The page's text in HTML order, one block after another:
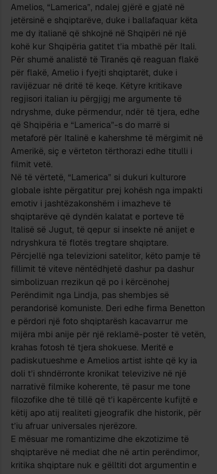
Amelios, “Lamerica”, ndalej gjërë e gjatë në
jetërsinë e shqiptarëve, duke i ballafaquar këta
me dy italianë që shkojnë në Shqipëri në një
kohë kur Shqipëria gatitet t’ia mbathë për Itali.
Për shumë analistë të Tiranës që reaguan flakë
për flakë, Amelio i fyejti shqiptarët, duke i
ravijëzuar në dritë të keqe. Këtyre kritikave
regjisori italian iu përgjigj me argumente të
ndryshme, duke përmendur, ndër të tjera, edhe
që Shqipëria e “Lamerica”-s do marrë si
metaforë për Italinë e kahershme të mërgimit në
Amerikë, siç e vërteton tërthorazi edhe titulli i
filmit vetë.
Në të vërtetë, “Lamerica” si dukuri kulturore
globale ishte përgatitur prej kohësh nga impakti
emotiv i jashtëzakonshëm i imazheve të
shqiptarëve që dyndën kalatat e porteve të
Italisë së Jugut, të qepur si insekte në anijet e
ndryshkura të flotës tregtare shqiptare.
Përcjellë nga televizioni satelitor, këto pamje të
fillimit të viteve nëntëdhjetë dashur pa dashur
simbolizuan rrezikun që po i kërcënohej
Perëndimit nga Lindja, pas shembjes së
perandorisë komuniste. Deri edhe firma Benetton
e përdori një foto shqiptarësh kacavarrur me
mijëra mbi anije për një reklamë-poster të vetën,
krahas fotosh të tjera shokuese. Meritë e
padiskutueshme e Amelios artist ishte që ky ia
doli t’i shndërronte kronikat televizive në një
narrativë filmike koherente, të pasur me tone
filozofike dhe të tillë që t’i kapërcente kufijtë e
këtij apo atij realiteti gjeografik dhe historik, për
t’iu afruar universales njerëzore.
E mësuar me romantizime dhe ekzotizime të
shqiptarëve në mediat dhe në artin perëndimor,
kritika shqiptare nuk e gëlltiti dot argumentin e